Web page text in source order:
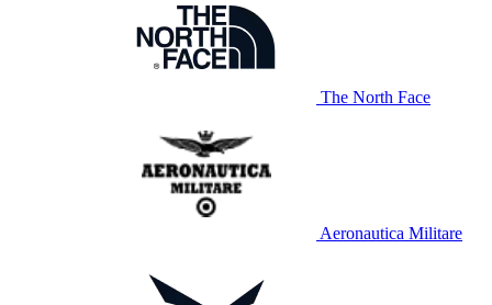
The North Face
Aeronautica Militare